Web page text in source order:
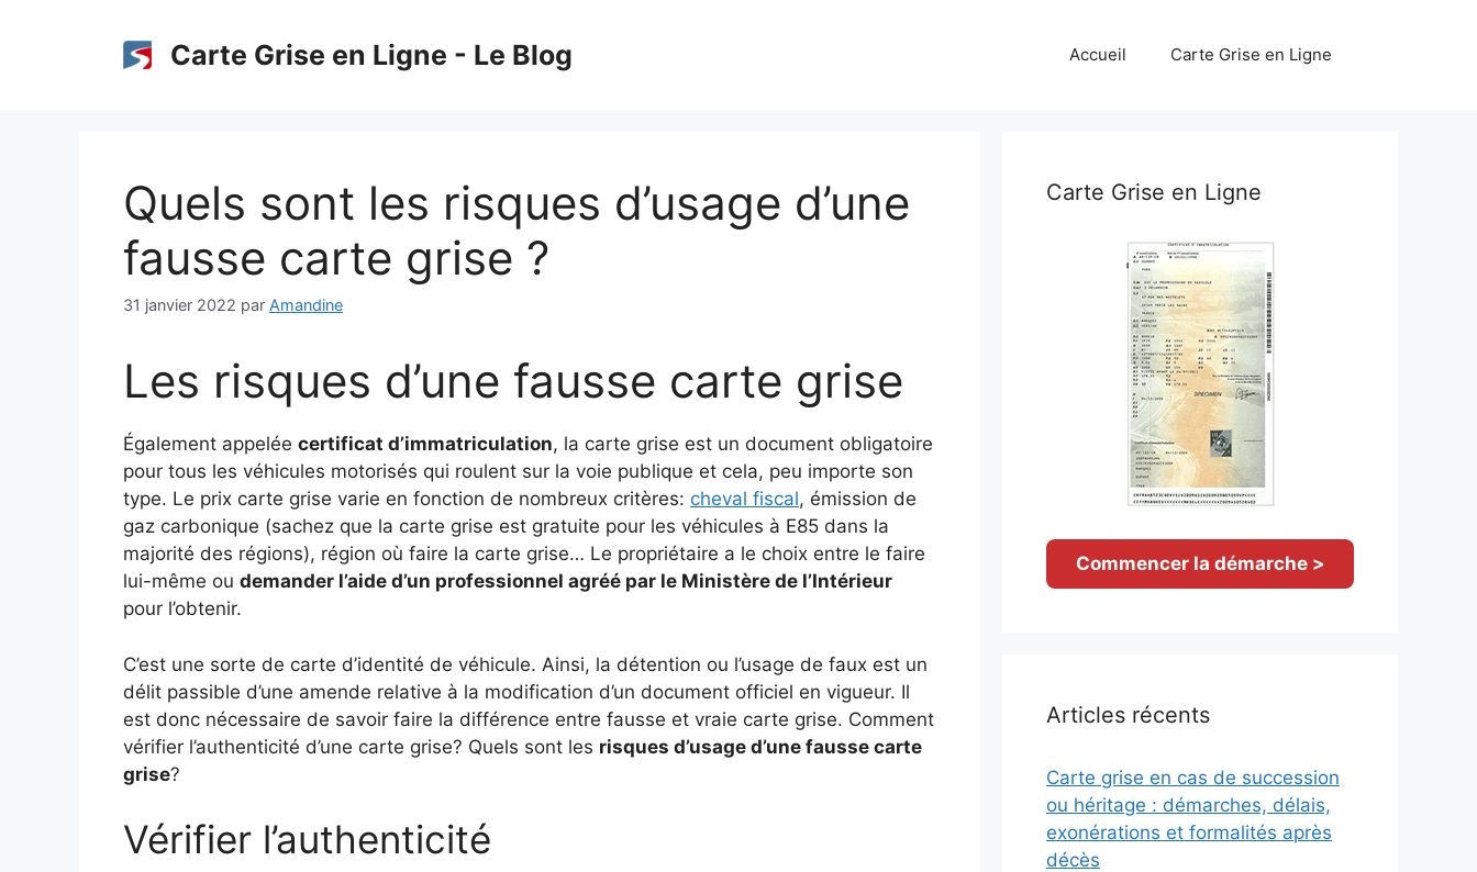
Carte Grise en Ligne - Le Blog Accueil Carte Grise en Ligne
Quels sont les risques d’usage d’une
fausse carte grise ?
31 janvier 2022 par Amandine
Les risques d’une fausse carte grise
Également appelée certificat d’immatriculation, la carte grise est un document obligatoire
pour tous les véhicules motorisés qui roulent sur la voie publique et cela, peu importe son
type. Le prix carte grise varie en fonction de nombreux critères: cheval fiscal, émission de
gaz carbonique (sachez que la carte grise est gratuite pour les véhicules à E85 dans la
majorité des régions), région où faire la carte grise… Le propriétaire a le choix entre le faire
lui-même ou demander l’aide d’un professionnel agréé par le Ministère de l’Intérieur
pour l’obtenir.
C’est une sorte de carte d’identité de véhicule. Ainsi, la détention ou l’usage de faux est un
délit passible d’une amende relative à la modification d’un document officiel en vigueur. Il
est donc nécessaire de savoir faire la différence entre fausse et vraie carte grise. Comment
vérifier l’authenticité d’une carte grise? Quels sont les risques d’usage d’une fausse carte
grise?
Vérifier l’authenticité
Carte Grise en Ligne
Commencer la démarche >
Articles récents
Carte grise en cas de succession
ou héritage : démarches, délais,
exonérations et formalités après
décès